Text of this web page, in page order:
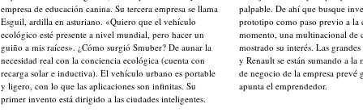
empresa de educación canina. Su tercera empresa se llama
Esguil, ardilla en asturiano. «Quiero que el vehículo
ecológico esté presente a nivel mundial, pero hacer un
guiño a mis raíces». ¿Cómo surgió Smuber? De aunar la
necesidad real con la conciencia ecológica (cuenta con
recarga solar e inductiva). El vehículo urbano es portable
y ligero, con lo que las aplicaciones son infinitas. Su
primer invento está dirigido a las ciudades inteligentes.
palpable. De ahí que busque
prototipo como paso previo a la
momento, una multinacional de
mostrado su interés. Las
y Renault se están sumando a
de negocio de la empresa
apunta el emprendedor.